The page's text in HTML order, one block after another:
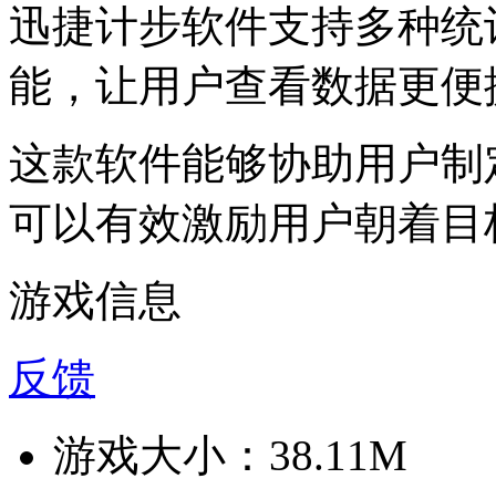
迅捷计步软件支持多种
能，让用户查看数据更便
这款软件能够协助用户
可以有效激励用户朝着
游戏信息
反馈
游戏大小： 38.11M